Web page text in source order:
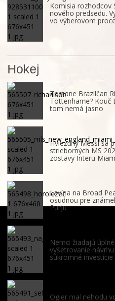
Komisia rozhodcov
nového predsedu.
vo výberovom
Hokej
Zostane Brazílčan
Tottenhame? Kouč
tom nemá jasno
Hviezdny Messi sa
strieborných MS
zostavy Interu
Lavína na Broad
osudnou pre
Purju
Nemci žiadajú úplné
vyšetrovanie návrhu
súkromné investície
Ogier mal nehodu